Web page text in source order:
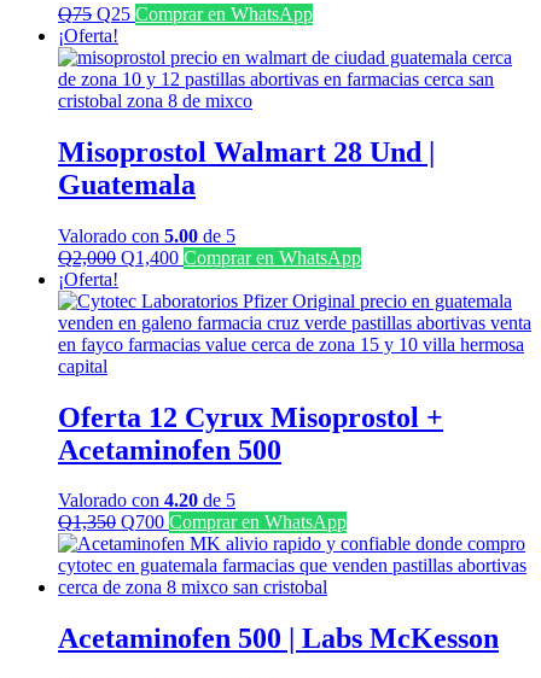
Q75 El
precio
original
era:
Q75.
Q25El
actual
es:
Q25.
Comprar en WhatsApp
¡Oferta!
Misoprostol Walmart 28 Und |
Guatemala
Valorado con 5.00 de 5
Q2,000 El
original
era:
Q2,000.
Q1,400El
actual
es:
Q1,400.
Comprar en WhatsApp
¡Oferta!
Oferta 12 Cyrux Misoprostol +
Acetaminofen 500
Valorado con 4.20 de 5
Q1,350 El
precio
original
era:
Q700El
precio
actual
es:
Comprar en WhatsApp
Acetaminofen 500 | Labs McKesson